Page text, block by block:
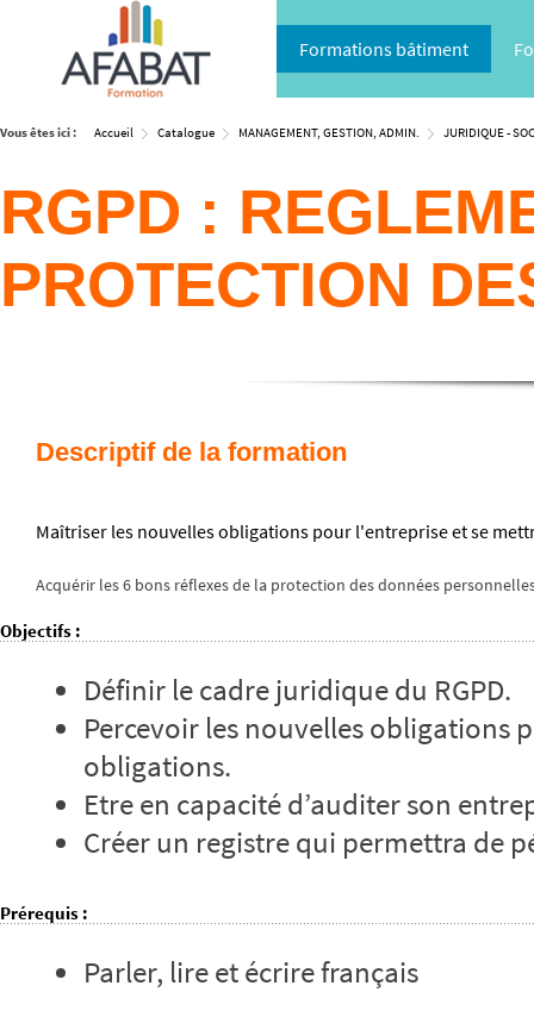
Formations bâtiment
Vous êtes ici : Accueil Catalogue MANAGEMENT, GESTION, ADMIN. JURIDIQUE -
RGPD :
PROTECTION
Descriptif de la formation
Maîtriser les nouvelles obligations pour l'entreprise et se
Acquérir les 6 bons réflexes de la protection des données
Objectifs :
Définir le cadre juridique du RGPD.
Percevoir les nouvelles obligations
obligations.
Etre en capacité d’auditer son
Créer un registre qui permettra de
Prérequis :
Parler, lire et écrire français